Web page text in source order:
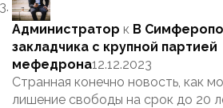
Администратор к В
закладчика с крупной партией
мефедрона12.12.2023
Странная конечно новость, как
лишение свободы на срок до 20